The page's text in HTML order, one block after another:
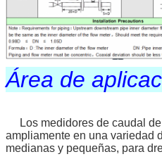
Área de
Los medidores de caudal
ampliamente en una variedad
medianas y pequeñas, para